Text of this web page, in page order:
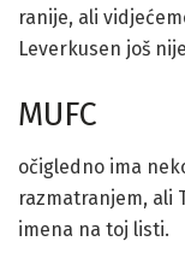
ranije, ali
Leverkusen još
MUFC
očigledno ima
razmatranjem, ali
imena na toj listi.